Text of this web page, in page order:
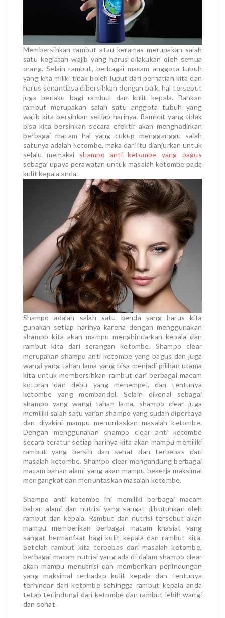
Membersihkan rambut atau keramas merupakan salah
satu kegiatan wajib yang harus dilakukan oleh semua
orang. Selain rambut, berbagai macam anggota tubuh
yang kita miliki tidak boleh luput dari perhatian kita dan
harus senantiasa dibersihkan dengan baik. hal tersebut
juga berlaku bagi rambut dan kulit kepala. Bahkan
rambut merupakan salah satu anggota tubuh yang
wajib kita bersihkan setiap harinya. Rambut yang tidak
bisa kita bersihkan secara efektif akan menghadirkan
berbagai macam hal yang cukup mengganggu salah
satunya adalah ketombe, maka dari itu dianjurkan untuk
selalu memakai shampo anti ketombe yang bagus
sebagai upaya perawatan untuk masalah ketombe pada
kulit kepala anda.
Shampo adalah salah satu benda yang harus kita
gunakan setiap harinya karena dengan menggunakan
shampo kita akan mampu menghindarkan kepala dan
rambut kita dari serangan ketombe. Shampo clear
merupakan shampo anti ketombe yang bagus dan juga
wangi yang tahan lama yang bisa menjadi pilihan utama
kita untuk membersihkan rambut dari berbagai macam
kotoran dan debu yang menempel, dan tentunya
ketombe yang membandel. Selain dikenal sebagai
shampo yang wangi tahan lama, shampo clear juga
memiliki salah satu varian shampo yang sudah dipercaya
dan diyakini mampu menuntaskan masalah ketombe.
Dengan menggunakan shampo clear anti ketombe
secara teratur setiap harinya kita akan mampu memiliki
rambut yang bersih dan sehat dan terbebas dari
masalah ketombe. Shampo clear mengandung berbagai
macam bahan alami yang akan mampu bekerja maksimal
mengangkat dan menuntaskan masalah ketombe.
Shampo anti ketombe ini memiliki berbagai macam
bahan alami dan nutrisi yang sangat dibutuhkan oleh
rambut dan kepala. Rambut dan nutrisi tersebut akan
mampu memberikan berbagai macam khasiat yang
sangat bermanfaat bagi kulit kepala dan rambut kita.
Setelah rambut kita terbebas dari masalah ketombe,
berbagai macam nutrisi yang ada di dalam shampo clear
akan mampu menutrisi dan memberikan perlindungan
yang maksimal terhadap kulit kepala dan tentunya
terhindar dari ketombe sehingga rambut kepala anda
tetap terlindungi dari ketombe dan rambut lebih wangi
dan sehat.